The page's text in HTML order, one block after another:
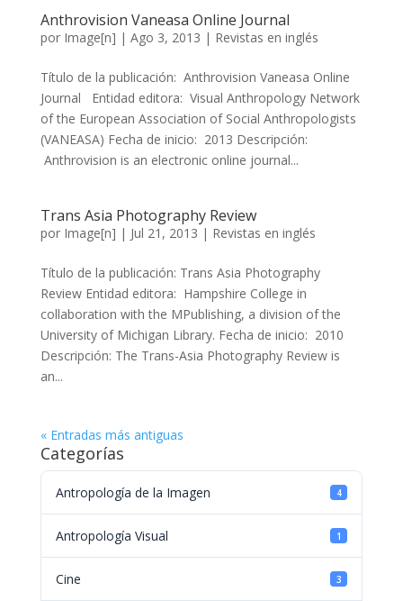
Anthrovision Vaneasa Online Journal
por Image[n] | Ago 3, 2013 | Revistas en inglés
Título de la publicación: Anthrovision Vaneasa Online
Journal Entidad editora: Visual Anthropology Network
of the European Association of Social Anthropologists
(VANEASA) Fecha de inicio: 2013 Descripción:
Anthrovision is an electronic online journal...
Trans Asia Photography Review
por Image[n] | Jul 21, 2013 | Revistas en inglés
Título de la publicación: Trans Asia Photography
Review Entidad editora: Hampshire College in
collaboration with the MPublishing, a division of the
University of Michigan Library. Fecha de inicio: 2010
Descripción: The Trans-Asia Photography Review is
an...
« Entradas más antiguas
Categorías
Antropología de la Imagen 4
Antropología Visual 1
Cine 3